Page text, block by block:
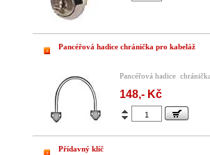
Pancéřová hadice chránička pro kabeláž
Pancéřová hadice
148,- Kč
Přídavný klíč